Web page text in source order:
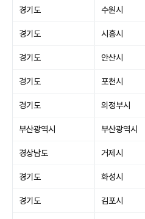
경기도 수원시
경기도 시흥시
경기도 안산시
경기도 포천시
경기도 의정부시
부산광역시 부산광역시
경상남도 거제시
경기도 화성시
경기도 김포시